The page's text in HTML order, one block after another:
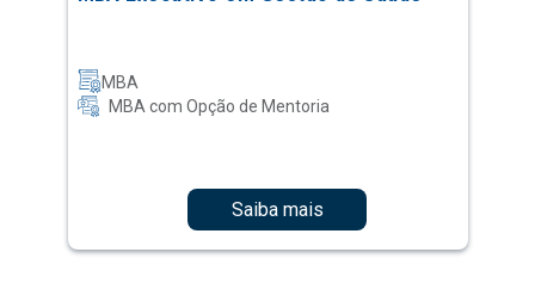
MBA
MBA com Opção de Mentoria
Saiba mais